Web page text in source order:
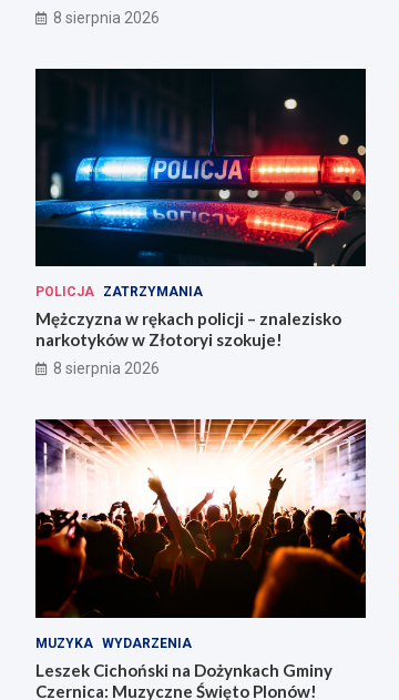
8 sierpnia 2026
POLICJA ZATRZYMANIA
Mężczyzna w rękach policji – znalezisko
narkotyków w Złotoryi szokuje!
8 sierpnia 2026
MUZYKA WYDARZENIA
Leszek Cichoński na Dożynkach Gminy
Czernica: Muzyczne Święto Plonów!